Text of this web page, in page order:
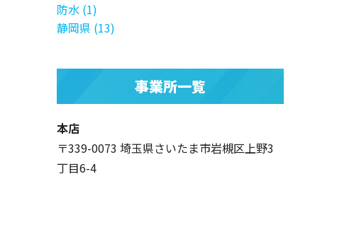
防水 (1)
静岡県 (13)
事業所一覧
本店
〒339-0073 埼玉県さいたま市岩槻区上野3
丁目6-4